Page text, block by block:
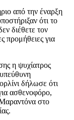
από την έναρξη
ότι το
διέθετε τον
προμήθειες για
η ψυχίατρος
δήλωσε ότι
ασθενοφόρο,
Μαραντόνα στο